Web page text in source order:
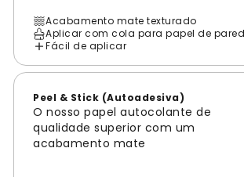
Acabamento mate texturado
Aplicar com cola para papel de
Fácil de aplicar
Peel & Stick (Autoadesiva)
O nosso papel autocolante de
qualidade superior com um
acabamento mate